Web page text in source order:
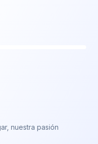
nuestra pasión